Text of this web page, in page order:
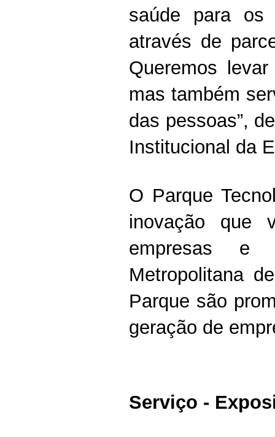
saúde para os
através de
Queremos
mas também
das pessoas”,
Institucional da
O Parque
inovação que
empresas e
Metropolitana
Parque são
geração de
Serviço -